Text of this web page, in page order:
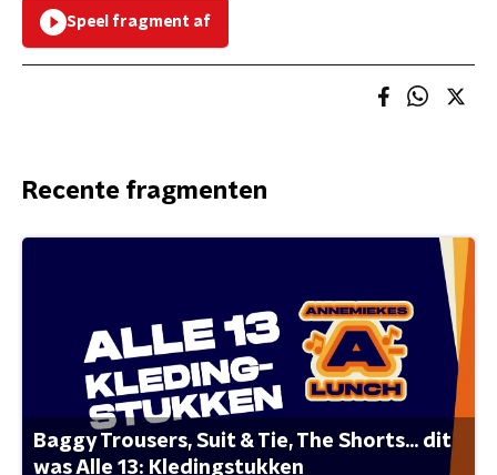
Speel fragment af
Recente fragmenten
Baggy Trousers, Suit & Tie, The Shorts... dit
was Alle 13: Kledingstukken